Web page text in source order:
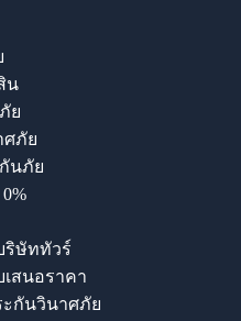
น
ย
ศภัย
นภัย
ริษัททัวร์
สนอราคา
กันวินาศภัย